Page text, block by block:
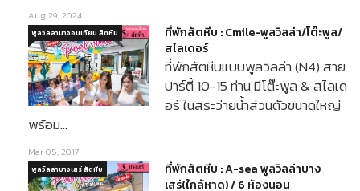
Aug 29, 2024
ที่พักสัตหีบ : Cmile-พูลวิลล่า/โต๊ะพูล/
สไลเดอร์
ที่พักสัตหีบแบบพูลวิลล่า (N4) สาย
ปาร์ตี้ 10-15 ท่าน มีโต๊ะพูล & สไลเด
อร์ ในสระว่ายน้ำส่วนตัวขนาดใหญ่
พร้อม…
พูลวิลล่านาจอมเทียน สัตหีบ
Mar 05, 2017
ที่พักสัตหีบ : A-sea พูลวิลล่าบาง
เสร่(ใกล้หาด) / 6 ห้องนอน
พูลวิลล่าบางเสร่ สัตหีบ